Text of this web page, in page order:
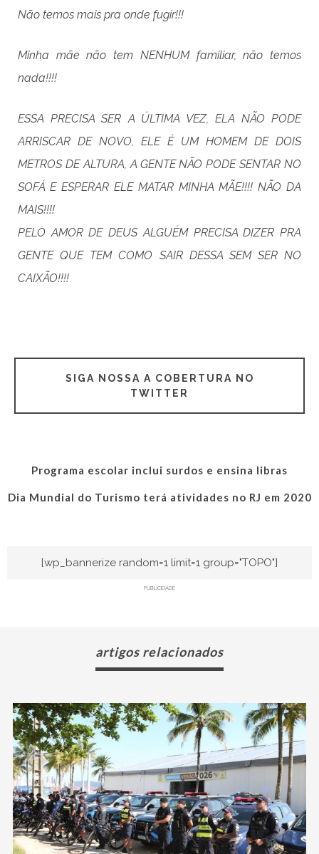
Não temos mais pra onde fugir!!!
Minha mãe não tem NENHUM familiar, não temos
nada!!!!
ESSA PRECISA SER A ÚLTIMA VEZ, ELA NÃO PODE
ARRISCAR DE NOVO, ELE É UM HOMEM DE DOIS
METROS DE ALTURA, A GENTE NÃO PODE SENTAR NO
SOFÁ E ESPERAR ELE MATAR MINHA MÃE!!!! NÃO DA
MAIS!!!!
PELO AMOR DE DEUS ALGUÉM PRECISA DIZER PRA
GENTE QUE TEM COMO SAIR DESSA SEM SER NO
CAIXÃO!!!!
SIGA NOSSA A COBERTURA NO
TWITTER
Programa escolar inclui surdos e ensina libras
Dia Mundial do Turismo terá atividades no RJ em 2020
[wp_bannerize random=1 limit=1 group="TOPO"]
PUBLICIDADE
artigos relacionados